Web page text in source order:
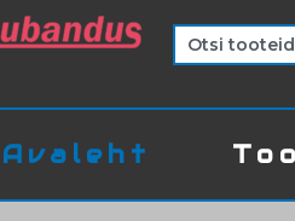
Avaleht